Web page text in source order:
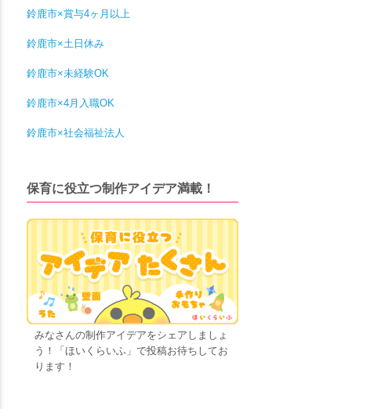
鈴鹿市×賞与4ヶ月以上
鈴鹿市×土日休み
鈴鹿市×未経験OK
鈴鹿市×4月入職OK
鈴鹿市×社会福祉法人
保育に役立つ制作アイデア満載！
みなさんの制作アイデアをシェアしましょ
う！「ほいくらいふ」で投稿お待ちしてお
ります！